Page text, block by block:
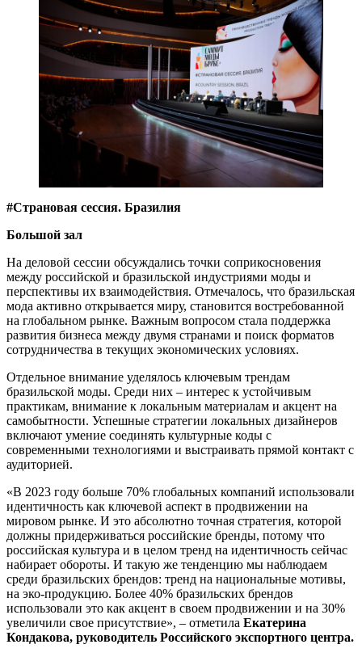
#Страновая сессия. Бразилия
Большой зал
На деловой сессии обсуждались точки соприкосновения
между российской и бразильской индустриями моды и
перспективы их взаимодействия. Отмечалось, что бразильская
мода активно открывается миру, становится востребованной
на глобальном рынке. Важным вопросом стала поддержка
развития бизнеса между двумя странами и поиск форматов
сотрудничества в текущих экономических условиях.
Отдельное внимание уделялось ключевым трендам
бразильской моды. Среди них – интерес к устойчивым
практикам, внимание к локальным материалам и акцент на
самобытности. Успешные стратегии локальных дизайнеров
включают умение соединять культурные коды с
современными технологиями и выстраивать прямой контакт с
аудиторией.
«В 2023 году больше 70% глобальных компаний использовали
идентичность как ключевой аспект в продвижении на
мировом рынке. И это абсолютно точная стратегия, которой
должны придерживаться российские бренды, потому что
российская культура и в целом тренд на идентичность сейчас
набирает обороты. И такую же тенденцию мы наблюдаем
среди бразильских брендов: тренд на национальные мотивы,
на эко-продукцию. Более 40% бразильских брендов
использовали это как акцент в своем продвижении и на 30%
увеличили свое присутствие», – отметила Екатерина
Кондакова, руководитель Российского экспортного центра.